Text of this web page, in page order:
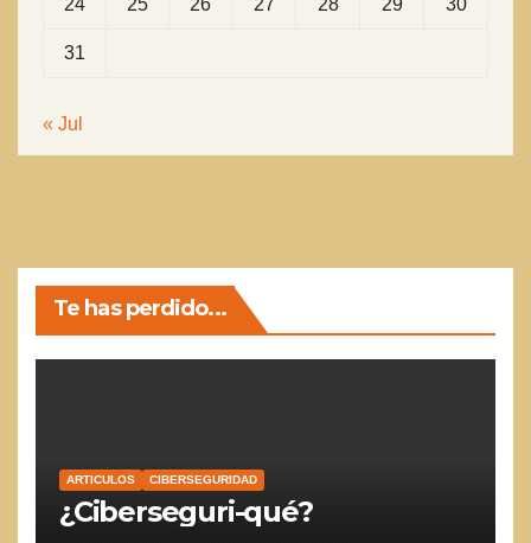
31
« Jul
Te has perdido...
ARTICULOS CIBERSEGURIDAD
¿Ciberseguri-qué?